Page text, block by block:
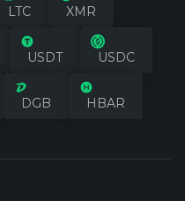
LTC XMR
USDT USDC
DGB HBAR